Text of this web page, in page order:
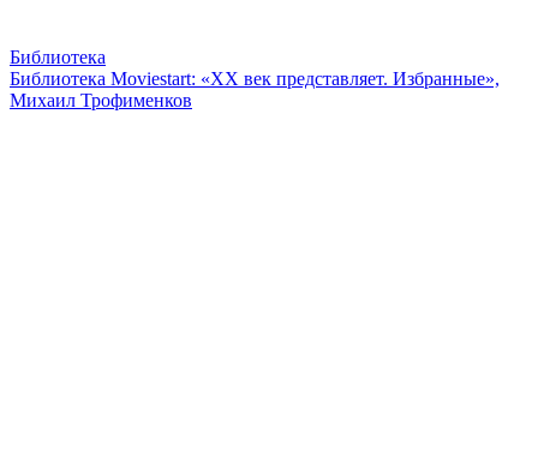
Библиотека
Библиотека Moviestart: «XX век представляет. Избранные»,
Михаил Трофименков